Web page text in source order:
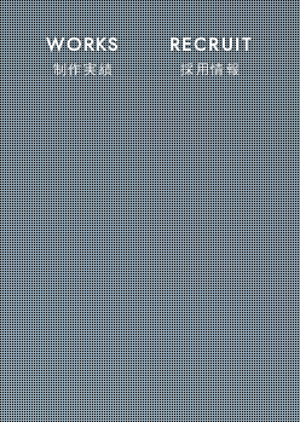
WORKS
制作実績
RECRUIT
採用情報